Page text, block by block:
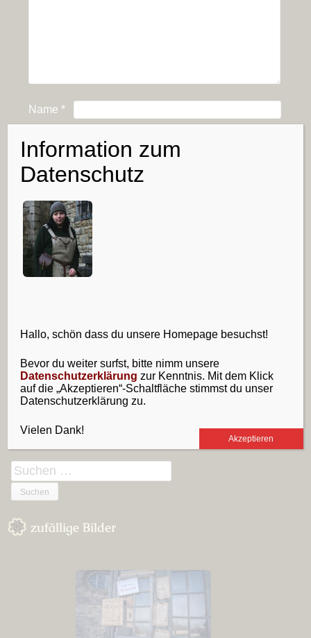
Name*
E-Mail-Adresse *
reduzieren.Erfahre, wie deine Kommentardaten
verarbeitet werden.
Sidebar
Folge uns
Suchen
nach:
zufällige Bilder
Information zum
Datenschutz
Hallo, schön dass du unsere Homepage besuchst!
Bevor du weiter surfst, bitte nimm unsere
Datenschutzerklärung zur Kenntnis. Mit dem Klick
auf die „Akzeptieren“-Schaltfläche stimmst du unser
Datenschutzerklärung zu.
Vielen Dank!
Akzeptieren